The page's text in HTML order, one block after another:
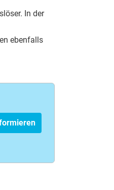
In der
ebenfalls